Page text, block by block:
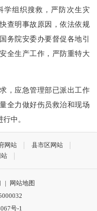
学组织搜救，严防次生灾
查明事故原因，依法依规
务院安委办要督促各地引
全生产工作，严防重特大
，应急管理部已派出工作
全力做好伤员救治和现场
中。
网站
县市区网站
| 网站地图
号-1